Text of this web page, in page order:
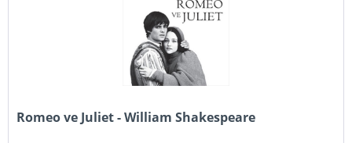
Romeo ve Juliet - William Shakespeare